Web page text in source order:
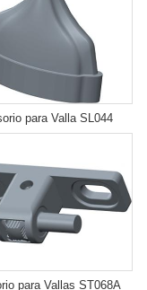
para Valla SL044
para Vallas ST068A